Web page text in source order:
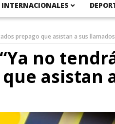
INTERNACIONALES
prepago que asistan a sus
no
asistan